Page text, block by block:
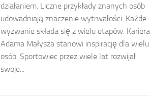
działaniem. Liczne przykłady znanych osób
udowadniają znaczenie wytrwałości. Każde
wyzwanie składa się z wielu etapów. Kariera
Adama Małysza stanowi inspirację dla wielu
osób. Sportowiec przez wiele lat rozwijał
swoje...